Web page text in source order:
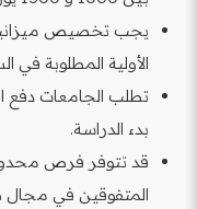
يجب تخصيص ميزانية
الأولية المطلوبة في
تطلب الجامعات دفع
بدء الدراسة.
قد تتوفر فرص
المتفوقين في مجال